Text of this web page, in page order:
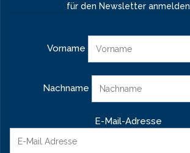
für den Newsletter anmelden
Vorname
Nachname
E-Mail-Adresse